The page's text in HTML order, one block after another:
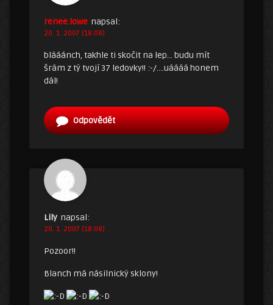
renee.lowe napsal:
20. 1. 2007 (18:08)
blááánch, takhle ti skočit na lep… budu mít
šrám z tý tvojí 37 ledovky!! :-/….uáááá honem
dál!
Odpovědět
Lily napsal:
20. 1. 2007 (18:08)
Pozoor!!
Blanch má násilnický sklony!